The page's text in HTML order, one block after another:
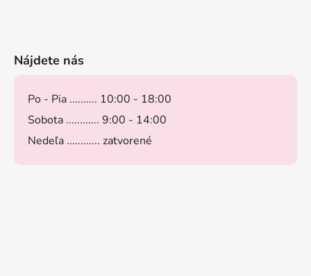
Nájdete nás
Po - Pia .......... 10:00 - 18:00
Sobota ............ 9:00 - 14:00
Nedeľa ............ zatvorené